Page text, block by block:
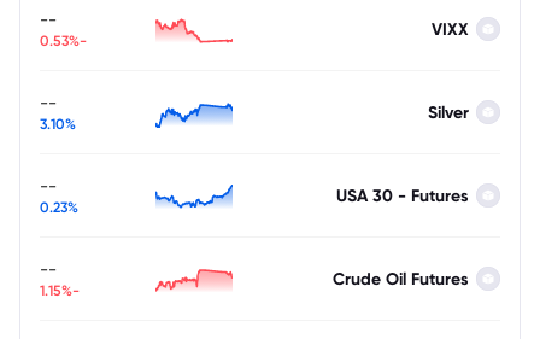
VIXX
--
-0.53%
Silver
--
3.10%
USA 30 - Futures
--
0.23%
Crude Oil Futures
--
-1.15%